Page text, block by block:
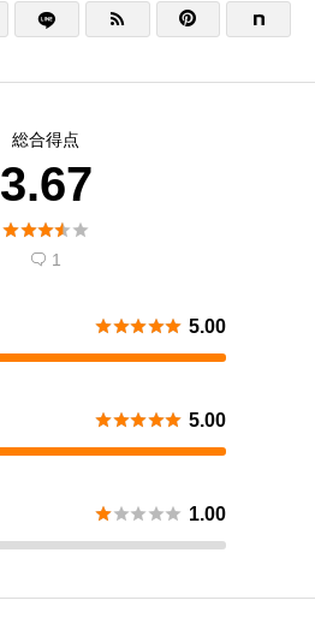
 
総合得点
3.67

 1
 5.00
 5.00
 1.00